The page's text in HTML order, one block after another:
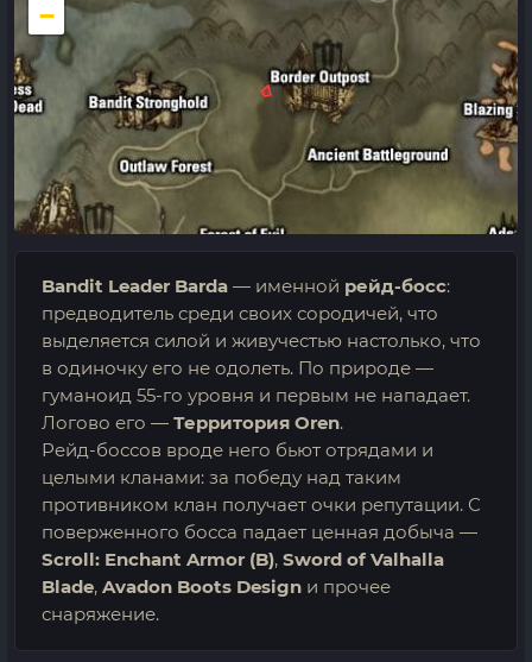
−
Bandit Leader Barda — именной рейд-босс:
предводитель среди своих сородичей, что
выделяется силой и живучестью настолько, что
в одиночку его не одолеть. По природе —
гуманоид 55-го уровня и первым не нападает.
Логово его — Территория Oren.
Рейд-боссов вроде него бьют отрядами и
целыми кланами: за победу над таким
противником клан получает очки репутации. С
поверженного босса падает ценная добыча —
Scroll: Enchant Armor (B), Sword of Valhalla
Blade, Avadon Boots Design и прочее
снаряжение.